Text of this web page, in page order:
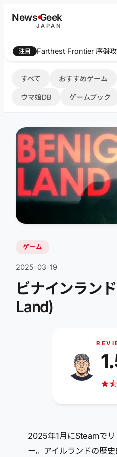
NewsGeek
JAPAN
注目 Farthest Frontier 序盤
すべて おすすめゲーム
ウマ娘DB ゲームブック
ゲーム
2025-03-19
ビナインラン
Land)
★☆
★
2025年1月にSteamでリ
ー。アイルランドの歴